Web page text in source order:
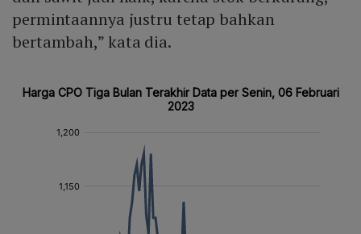
permintaannya justru tetap bahkan
bertambah,” kata dia.